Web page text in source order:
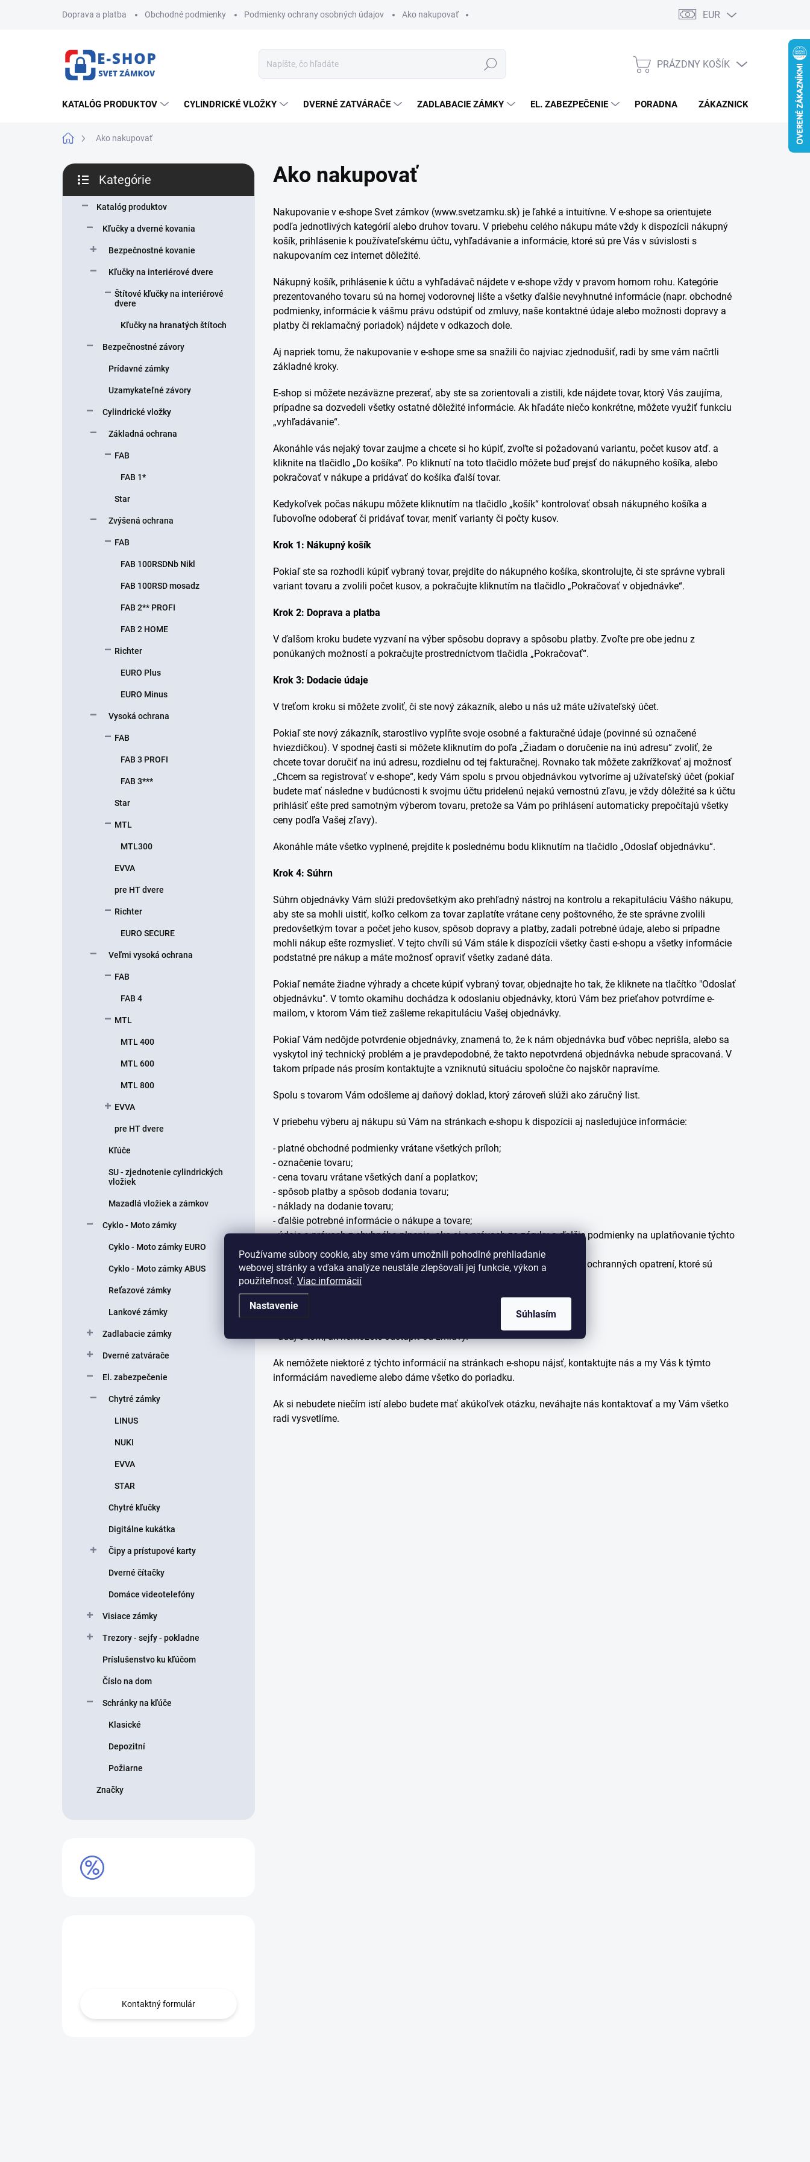
Používame súbory cookie, aby sme vám umožnili pohodlné prehliadanie
webovej stránky a vďaka analýze neustále zlepšovali jej funkcie, výkon a
použiteľnosť. Viac informácií
Nastavenie
Súhlasím
Doprava a platba Obchodné podmienky Podmienky ochrany osobných údajov Ako nakupovať EUR
Hľadať
NÁKUPNÝ
PRÁZDNY KOŠÍK
KATALÓG PRODUKTOV CYLINDRICKÉ VLOŽKY DVERNÉ ZATVÁRAČE ZADLABACIE ZÁMKY EL. ZABEZPEČENIE PORADNA ZÁKAZNICKÝ SERVIS
DomovAko nakupovať
B
č
kategórie
Kategórie
Katalóg produktov
Kľučky a dverné kovania
Bezpečnostné kovanie
Kľučky na interiérové ​​dvere
Štítové kľučky na interiérové ​​
dvere
Kľučky na hranatých štítoch
Bezpečnostné závory
Prídavné zámky
Uzamykateľné závory
Cylindrické vložky
Základná ochrana
FAB
FAB 1*
Star
Zvýšená ochrana
FAB
FAB 100RSDNb Nikl
FAB 100RSD mosadz
FAB 2** PROFI
FAB 2 HOME
Richter
EURO Plus
EURO Minus
Vysoká ochrana
FAB
FAB 3 PROFI
FAB 3***
Star
MTL
MTL300
EVVA
pre HT dvere
Richter
EURO SECURE
Veľmi vysoká ochrana
FAB
FAB 4
MTL
MTL 400
MTL 600
MTL 800
EVVA
pre HT dvere
Kľúče
SU - zjednotenie cylindrických
vložiek
Mazadlá vložiek a zámkov
Cyklo - Moto zámky
Cyklo - Moto zámky EURO
Cyklo - Moto zámky ABUS
Reťazové zámky
Lankové zámky
Zadlabacie zámky
Dverné zatvárače
El. zabezpečenie
Chytré zámky
LINUS
NUKI
EVVA
STAR
Chytré kľučky
Digitálne kukátka
Čipy a prístupové karty
Dverné čítačky
Domáce videotelefóny
Visiace zámky
Trezory - sejfy - pokladne
Príslušenstvo ku kľúčom
Číslo na dom
Schránky na kľúče
Klasické
Depozitní
Požiarne
Značky
Kontaktný formulár
Ako nakupovať
Nakupovanie v e-shope Svet zámkov (www.svetzamku.sk) je ľahké a intuitívne. V e-shope sa orientujete
podľa jednotlivých kategórií alebo druhov tovaru. V priebehu celého nákupu máte vždy k dispozícii nákupný
košík, prihlásenie k používateľskému účtu, vyhľadávanie a informácie, ktoré sú pre Vás v súvislosti s
nakupovaním cez internet dôležité.
Nákupný košík, prihlásenie k účtu a vyhľadávač nájdete v e-shope vždy v pravom hornom rohu. Kategórie
prezentovaného tovaru sú na hornej vodorovnej lište a všetky ďalšie nevyhnutné informácie (napr. obchodné
podmienky, informácie k vášmu právu odstúpiť od zmluvy, naše kontaktné údaje alebo možnosti dopravy a
platby či reklamačný poriadok) nájdete v odkazoch dole.
Aj napriek tomu, že nakupovanie v e-shope sme sa snažili čo najviac zjednodušiť, radi by sme vám načrtli
základné kroky.
E-shop si môžete nezáväzne prezerať, aby ste sa zorientovali a zistili, kde nájdete tovar, ktorý Vás zaujíma,
prípadne sa dozvedeli všetky ostatné dôležité informácie. Ak hľadáte niečo konkrétne, môžete využiť funkciu
„vyhľadávanie“.
Akonáhle vás nejaký tovar zaujme a chcete si ho kúpiť, zvoľte si požadovanú variantu, počet kusov atď. a
kliknite na tlačidlo „Do košíka“. Po kliknutí na toto tlačidlo môžete buď prejsť do nákupného košíka, alebo
pokračovať v nákupe a pridávať do košíka ďalší tovar.
Kedykoľvek počas nákupu môžete kliknutím na tlačidlo „košík“ kontrolovať obsah nákupného košíka a
ľubovoľne odoberať či pridávať tovar, meniť varianty či počty kusov.
Krok 1: Nákupný košík
Pokiaľ ste sa rozhodli kúpiť vybraný tovar, prejdite do nákupného košíka, skontrolujte, či ste správne vybrali
variant tovaru a zvolili počet kusov, a pokračujte kliknutím na tlačidlo „Pokračovať v objednávke“.
Krok 2: Doprava a platba
V ďalšom kroku budete vyzvaní na výber spôsobu dopravy a spôsobu platby. Zvoľte pre obe jednu z
ponúkaných možností a pokračujte prostredníctvom tlačidla „Pokračovať“.
Krok 3: Dodacie údaje
V treťom kroku si môžete zvoliť, či ste nový zákazník, alebo u nás už máte užívateľský účet.
Pokiaľ ste nový zákazník, starostlivo vyplňte svoje osobné a fakturačné údaje (povinné sú označené
hviezdičkou). V spodnej časti si môžete kliknutím do poľa „Žiadam o doručenie na inú adresu“ zvoliť, že
chcete tovar doručiť na inú adresu, rozdielnu od tej fakturačnej. Rovnako tak môžete zakrížkovať aj možnosť
„Chcem sa registrovať v e-shope“, kedy Vám spolu s prvou objednávkou vytvoríme aj užívateľský účet (pokiaľ
budete mať následne v budúcnosti k svojmu účtu pridelenú nejakú vernostnú zľavu, je vždy dôležité sa k účtu
prihlásiť ešte pred samotným výberom tovaru, pretože sa Vám po prihlásení automaticky prepočítajú všetky
ceny podľa Vašej zľavy).
Akonáhle máte všetko vyplnené, prejdite k poslednému bodu kliknutím na tlačidlo „Odoslať objednávku“.
Krok 4: Súhrn
Súhrn objednávky Vám slúži predovšetkým ako prehľadný nástroj na kontrolu a rekapituláciu Vášho nákupu,
aby ste sa mohli uistiť, koľko celkom za tovar zaplatíte vrátane ceny poštovného, ​​že ste správne zvolili
predovšetkým tovar a počet jeho kusov, spôsob dopravy a platby, zadali potrebné údaje, alebo si prípadne
mohli nákup ešte rozmyslieť. V tejto chvíli sú Vám stále k dispozícii všetky časti e-shopu a všetky informácie
podstatné pre nákup a máte možnosť opraviť všetky zadané dáta.
Pokiaľ nemáte žiadne výhrady a chcete kúpiť vybraný tovar, objednajte ho tak, že kliknete na tlačítko "Odoslať
objednávku". V tomto okamihu dochádza k odoslaniu objednávky, ktorú Vám bez prieťahov potvrdíme e-
mailom, v ktorom Vám tiež zašleme rekapituláciu Vašej objednávky.
Pokiaľ Vám nedôjde potvrdenie objednávky, znamená to, že k nám objednávka buď vôbec neprišla, alebo sa
vyskytol iný technický problém a je pravdepodobné, že takto nepotvrdená objednávka nebude spracovaná. V
takom prípade nás prosím kontaktujte a vzniknutú situáciu spoločne čo najskôr napravíme.
Spolu s tovarom Vám odošleme aj daňový doklad, ktorý zároveň slúži ako záručný list.
V priebehu výberu aj nákupu sú Vám na stránkach e-shopu k dispozícii aj nasledujúce informácie:
- platné obchodné podmienky vrátane všetkých príloh;
- označenie tovaru;
- cena tovaru vrátane všetkých daní a poplatkov;
- spôsob platby a spôsob dodania tovaru;
- náklady na dodanie tovaru;
- ďalšie potrebné informácie o nákupe a tovare;
- údaje o právach z chybného plnenia, ako aj o právach zo záruky a ďalšie podmienky na uplatňovanie týchto
práv;
- údaje o funkčnosti a súčinnosti digitálneho obsahu, vrátane technických ochranných opatrení, ktoré sú
predávajúcemu známe;
- náklady na prostriedky komunikácie na diaľku;
- podmienky, lehota a postup odstúpenia od zmluvy;
- údaj o tom, ak nemôžete odstúpiť od zmluvy.
Ak nemôžete niektoré z týchto informácií na stránkach e-shopu nájsť, kontaktujte nás a my Vás k týmto
informáciám navedieme alebo dáme všetko do poriadku.
Ak si nebudete niečím istí alebo budete mať akúkoľvek otázku, neváhajte nás kontaktovať a my Vám všetko
radi vysvetlíme.